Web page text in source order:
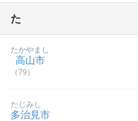
た
高山市
（79）
たかやまし
多治見市
たじみし